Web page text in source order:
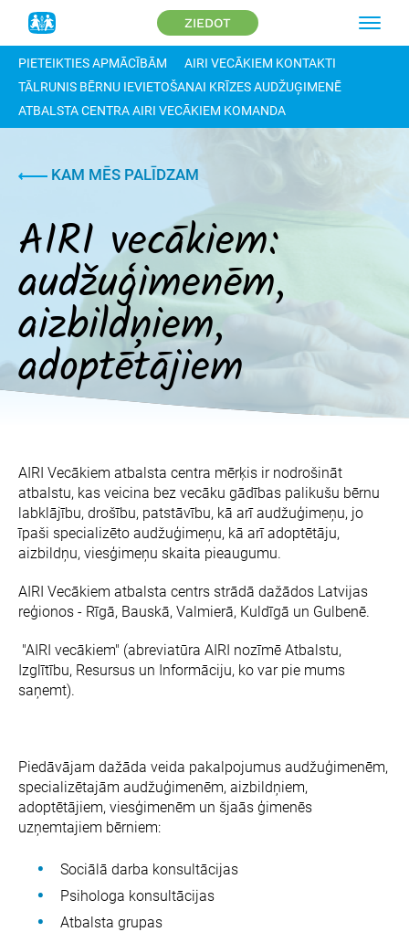
ZIEDOT
PIETEIKTIES APMĀCĪBĀM
AIRI VECĀKIEM KONTAKTI
TĀLRUNIS BĒRNU IEVIETOŠANAI KRĪZES AUDŽUĢIMENĒ
ATBALSTA CENTRA AIRI VECĀKIEM KOMANDA
KAM MĒS PALĪDZAM
AIRI vecākiem:
audžuģimenēm,
aizbildņiem,
adoptētājiem
AIRI Vecākiem atbalsta centra mērķis ir nodrošināt
atbalstu, kas veicina bez vecāku gādības palikušu bērnu
labklājību, drošību, patstāvību, kā arī audžuģimeņu, jo
īpaši specializēto audžuģimeņu, kā arī adoptētāju,
aizbildņu, viesģimeņu skaita pieaugumu.
AIRI Vecākiem atbalsta centrs strādā dažādos Latvijas
reģionos - Rīgā, Bauskā, Valmierā, Kuldīgā un Gulbenē.
"AIRI vecākiem" (abreviatūra AIRI nozīmē Atbalstu,
Izglītību, Resursus un Informāciju, ko var pie mums
saņemt).
Piedāvājam dažāda veida pakalpojumus audžuģimenēm,
specializētajām audžuģimenēm, aizbildņiem,
adoptētājiem, viesģimenēm un šjaās ģimenēs
uzņemtajiem bērniem:
Sociālā darba konsultācijas
Psihologa konsultācijas
Atbalsta grupas